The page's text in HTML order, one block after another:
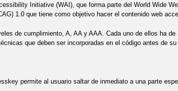
Initiative (WAI), que forma parte del World Wide
1.0 que tiene como objetivo hacer el contenido web
de cumplimiento, A, AA y AAA. Cada uno de ellos ha
que deben ser incorporadas en el código antes de
permite al usuario saltar de inmediato a una parte